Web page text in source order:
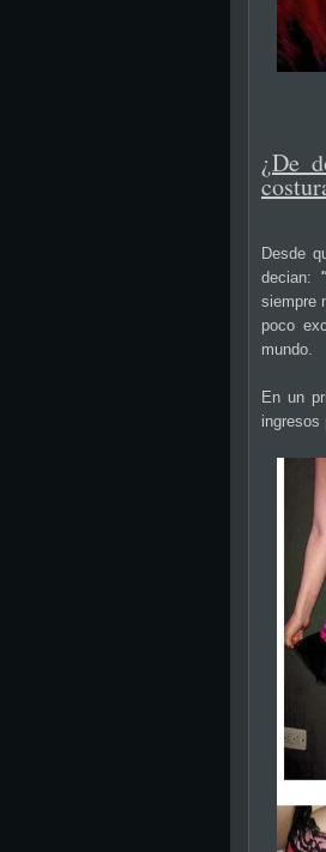
¿De
Desde
decian:
siempre
poco
mundo.
En un
ingresos